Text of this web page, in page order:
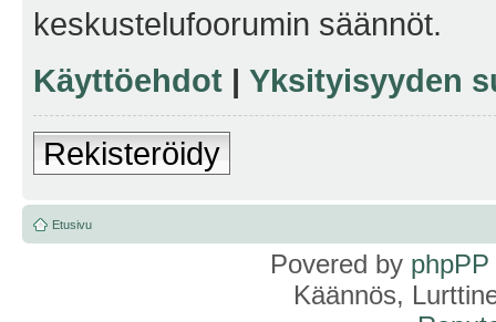
keskustelufoorumin säännöt.
Käyttöehdot | Yksityisyyden
Rekisteröidy
Etusivu
Povered by phpPP
Käännös,